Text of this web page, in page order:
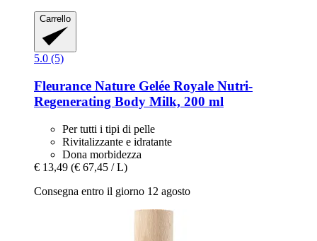
Carrello
5.0 (5)
Fleurance Nature Gelée Royale Nutri-​
Regenerating Body Milk, 200 ml
Per tutti i tipi di pelle
Rivitalizzante e idratante
Dona morbidezza
€ 13,49 (€ 67,45 / L)
Consegna entro il giorno 12 agosto